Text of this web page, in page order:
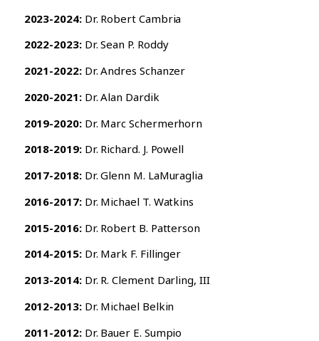
2023-2024:Dr. Robert Cambria
2022-2023:Dr. Sean P. Roddy
2021-2022:Dr. Andres Schanzer
2020-2021:Dr. Alan Dardik
2019-2020:Dr. Marc Schermerhorn
2018-2019:Dr. Richard. J. Powell
2017-2018:Dr. Glenn M. LaMuraglia
2016-2017:Dr. Michael T. Watkins
2015-2016:Dr. Robert B. Patterson
2014-2015:Dr. Mark F. Fillinger
2013-2014:Dr. R. Clement Darling, III
2012-2013:Dr. Michael Belkin
2011-2012:Dr. Bauer E. Sumpio